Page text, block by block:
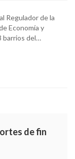
Regulador de la
Economía y
barrios del…
de fin